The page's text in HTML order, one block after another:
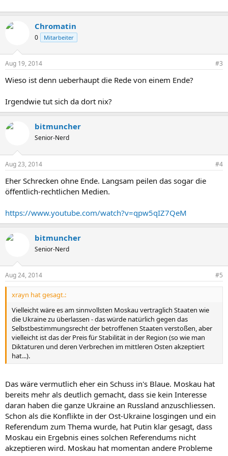
Chromatin
0 Mitarbeiter
Aug 19, 2014 #3
Wieso ist denn ueberhaupt die Rede von einem Ende?
Irgendwie tut sich da dort nix?
bitmuncher
Senior-Nerd
Aug 23, 2014 #4
Eher Schrecken ohne Ende. Langsam peilen das sogar die
öffentlich-rechtlichen Medien.
https://www.youtube.com/watch?v=qpw5qIZ7QeM
bitmuncher
Senior-Nerd
Aug 24, 2014 #5
xrayn hat gesagt.:
Vielleicht wäre es am sinnvollsten Moskau vertraglich Staaten wie
die Ukraine zu überlassen - das würde natürlich gegen das
Selbstbestimmungsrecht der betroffenen Staaten verstoßen, aber
vielleicht ist das der Preis für Stabilität in der Region (so wie man
Diktaturen und deren Verbrechen im mittleren Osten akzeptiert
hat...).
Das wäre vermutlich eher ein Schuss in's Blaue. Moskau hat
bereits mehr als deutlich gemacht, dass sie kein Interesse
daran haben die ganze Ukraine an Russland anzuschliessen.
Schon als die Konflikte in der Ost-Ukraine losgingen und ein
Referendum zum Thema wurde, hat Putin klar gesagt, dass
Moskau ein Ergebnis eines solchen Referendums nicht
akzeptieren wird. Moskau hat momentan andere Probleme